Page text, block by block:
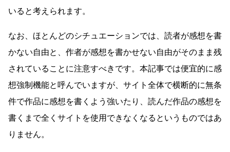
いると考えられます。
なお、ほとんどのシチュエーションでは、読者が感想を書
かない自由と、作者が感想を書かせない自由がそのまま残
されていることに注意すべきです。本記事では便宜的に感
想強制機能と呼んでいますが、サイト全体で横断的に無条
件で作品に感想を書くよう強いたり、読んだ作品の感想を
書くまで全くサイトを使用できなくなるというものではあ
りません。